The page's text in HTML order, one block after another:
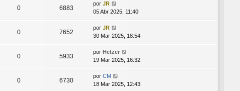
0 6883
por JR
05 Abr 2025, 11:40
0 7652
por JR
30 Mar 2025, 18:54
0 5933
por Hetzer
19 Mar 2025, 16:32
0 6730
por CM
18 Mar 2025, 12:43